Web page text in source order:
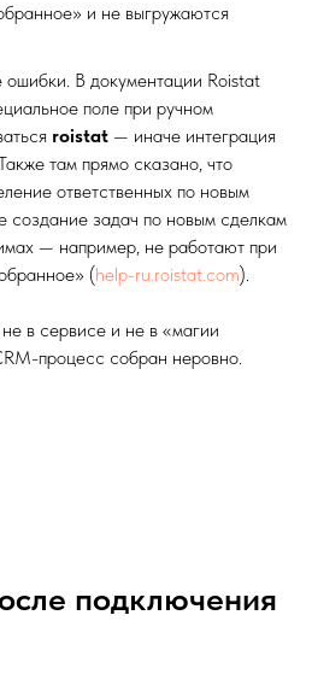
и не выгружаются
ошибки. В документации Roistat
поле при ручном
roistat — иначе интеграция
там прямо сказано, что
ответственных по новым
создание задач по новым сделкам
— например, не работают при
(help-ru.roistat.com).
в сервисе и не в «магии
процесс собран неровно.
подключения